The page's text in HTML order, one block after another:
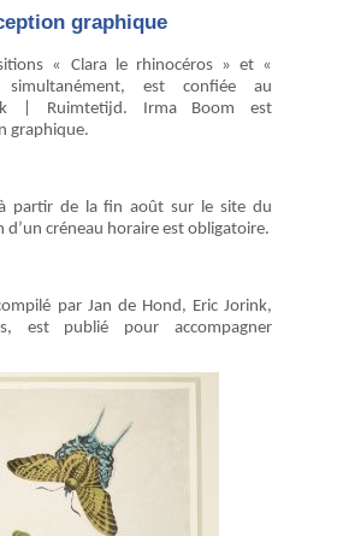
graphique
« Clara le rhinocéros » et «
simultanément, est confiée au
| Ruimtetijd. Irma Boom est
graphique.
partir de la fin août sur le site du
d’un créneau horaire est obligatoire.
par Jan de Hond, Eric Jorink,
est publié pour accompagner